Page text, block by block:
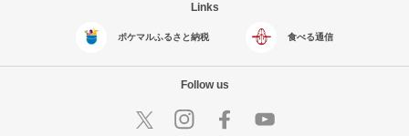
Links
ポケマルふるさと納税 食べる通信
Follow us